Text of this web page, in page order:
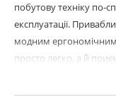
побутову техніку по-
експлуатації.
модним
просто легко, а й